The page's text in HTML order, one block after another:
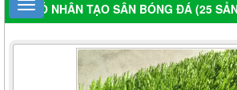
CỎ NHÂN TẠO SÂN BÓNG ĐÁ (25